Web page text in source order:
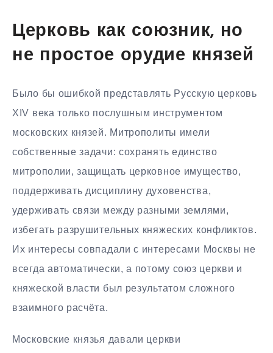
Церковь как союзник, но
не простое орудие князей
Было бы ошибкой представлять Русскую церковь
XIV века только послушным инструментом
московских князей. Митрополиты имели
собственные задачи: сохранять единство
митрополии, защищать церковное имущество,
поддерживать дисциплину духовенства,
удерживать связи между разными землями,
избегать разрушительных княжеских конфликтов.
Их интересы совпадали с интересами Москвы не
всегда автоматически, а потому союз церкви и
княжеской власти был результатом сложного
взаимного расчёта.
Московские князья давали церкви